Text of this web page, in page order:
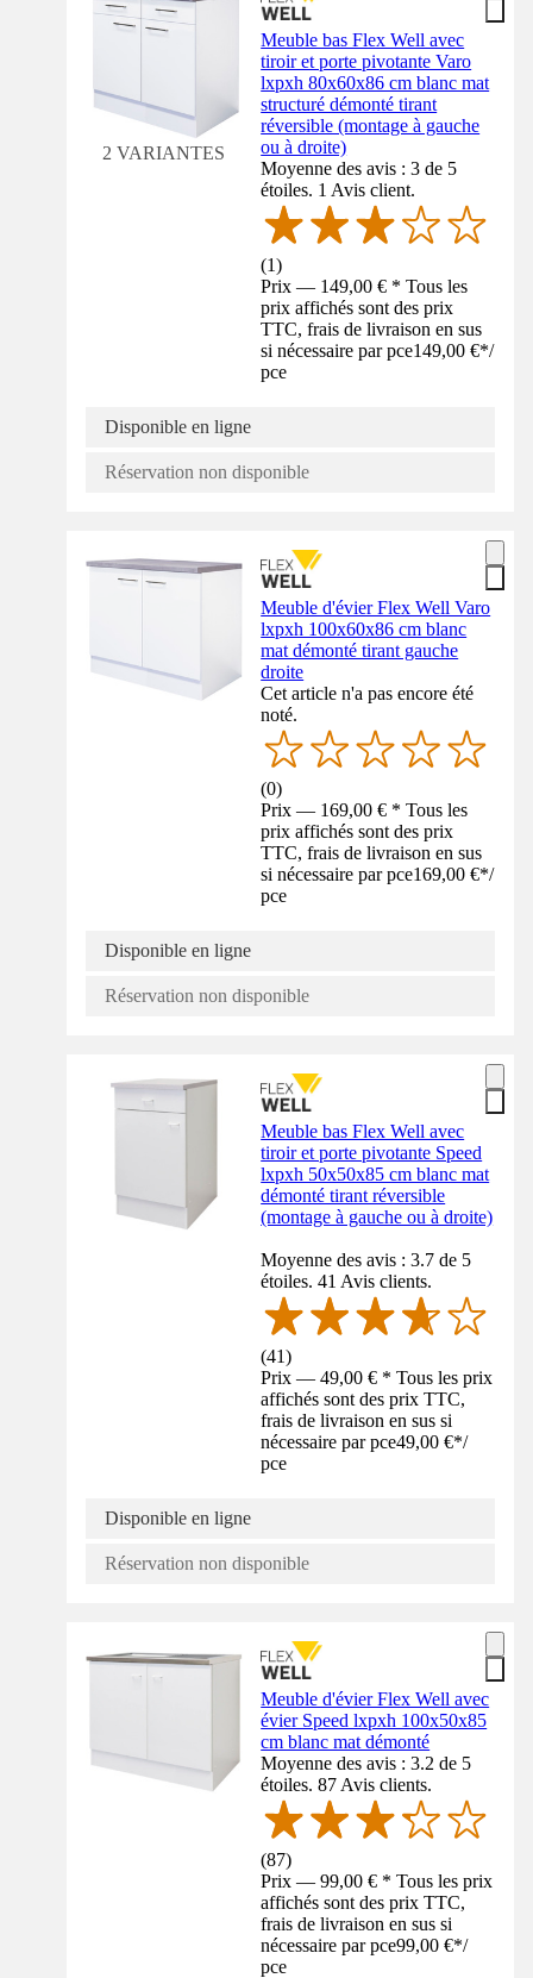
2 VARIANTES
Meuble bas Flex Well avec
tiroir et porte pivotante Varo
lxpxh 80x60x86 cm blanc mat
structuré démonté tirant
réversible (montage à gauche
ou à droite)
Moyenne des avis : 3 de 5
étoiles. 1 Avis client.
(1)
Prix — 149,00 € * Tous les
prix affichés sont des prix
TTC, frais de livraison en sus
si nécessaire par pce149,00 €*/
pce
Disponible en ligne
Réservation non disponible
Meuble d'évier Flex Well Varo
lxpxh 100x60x86 cm blanc
mat démonté tirant gauche
droite
Cet article n'a pas encore été
noté.
(0)
Prix — 169,00 € * Tous les
prix affichés sont des prix
TTC, frais de livraison en sus
si nécessaire par pce169,00 €*/
pce
Disponible en ligne
Réservation non disponible
Meuble bas Flex Well avec
tiroir et porte pivotante Speed
lxpxh 50x50x85 cm blanc mat
démonté tirant réversible
(montage à gauche ou à droite)
Moyenne des avis : 3.7 de 5
étoiles. 41 Avis clients.
(41)
Prix — 49,00 € * Tous les prix
affichés sont des prix TTC,
frais de livraison en sus si
nécessaire par pce49,00 €*/
pce
Disponible en ligne
Réservation non disponible
Meuble d'évier Flex Well avec
évier Speed lxpxh 100x50x85
cm blanc mat démonté
Moyenne des avis : 3.2 de 5
étoiles. 87 Avis clients.
(87)
Prix — 99,00 € * Tous les prix
affichés sont des prix TTC,
frais de livraison en sus si
nécessaire par pce99,00 €*/
pce